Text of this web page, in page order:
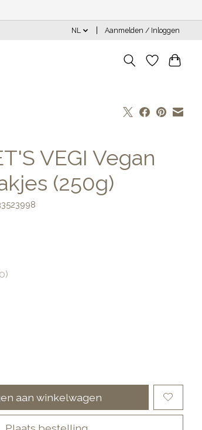
NL Aanmelden / Inloggen
VEGI Vegan
(250g)
dit product is
aan winkelwagen